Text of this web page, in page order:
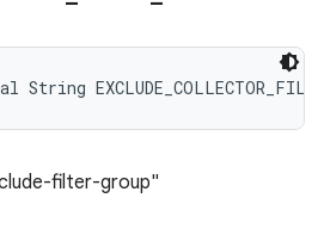
filter-group"